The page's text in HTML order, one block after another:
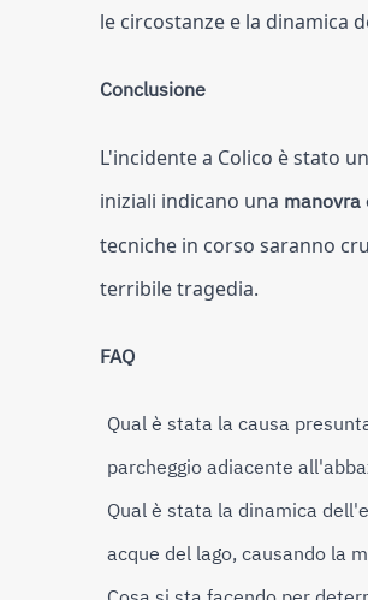
le circostanze e la dinamica
Conclusione
L'incidente a Colico è stato
iniziali indicano una
tecniche in corso saranno
terribile tragedia.
FAQ
Qual è stata la causa
parcheggio adiacente
Qual è stata la dinamica
acque del lago, causando la